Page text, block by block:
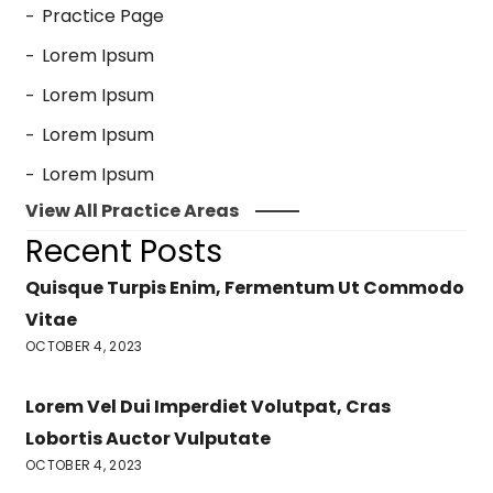
Practice Page
Lorem Ipsum
Lorem Ipsum
Lorem Ipsum
Lorem Ipsum
View All Practice Areas
Recent Posts
Quisque Turpis Enim, Fermentum Ut Commodo
Vitae
OCTOBER 4, 2023
Lorem Vel Dui Imperdiet Volutpat, Cras
Lobortis Auctor Vulputate
OCTOBER 4, 2023